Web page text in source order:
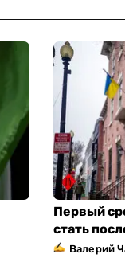
Первый
стать
Валерий